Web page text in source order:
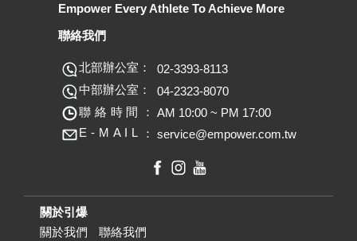
Empower Every Athlete To Achieve More
聯絡我們
北部辦公室：
02-3393-8113
中部辦公室：
04-2323-8070
聯絡時間： AM 10:00 ~ PM 17:00
E - M A I L ： service@empower.com.tw
關於引爆
關於我們
聯絡我們